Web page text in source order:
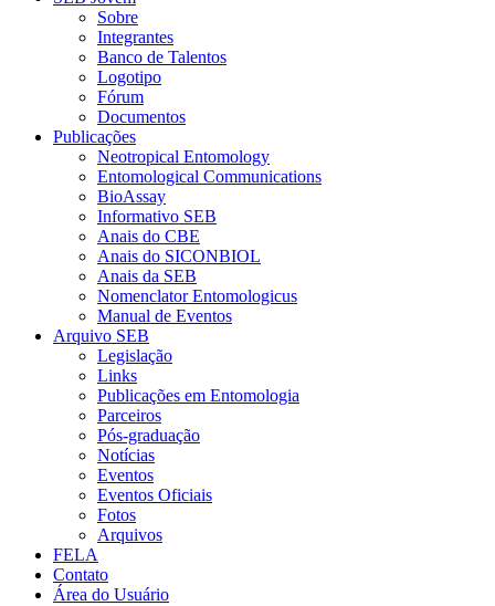
Sobre
Integrantes
Banco de Talentos
Logotipo
Fórum
Documentos
Publicações
Neotropical Entomology
Entomological Communications
BioAssay
Informativo SEB
Anais do CBE
Anais do SICONBIOL
Anais da SEB
Nomenclator Entomologicus
Manual de Eventos
Arquivo SEB
Legislação
Links
Publicações em Entomologia
Parceiros
Pós-graduação
Notícias
Eventos
Eventos Oficiais
Fotos
Arquivos
FELA
Contato
Área do Usuário